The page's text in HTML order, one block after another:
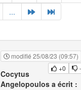
...
modifié 25/08/23 (09:57)
+0
Cocytus
Angelopoulos a écrit :